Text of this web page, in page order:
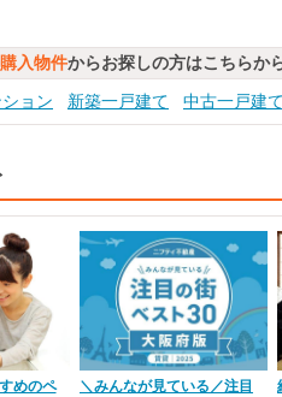
購入物件からお探しの方はこちらか
ョン 新築一戸建て 中古一戸建て
めのペ
＼みんなが見ている／注目